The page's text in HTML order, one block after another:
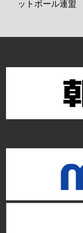
ケットボール連盟